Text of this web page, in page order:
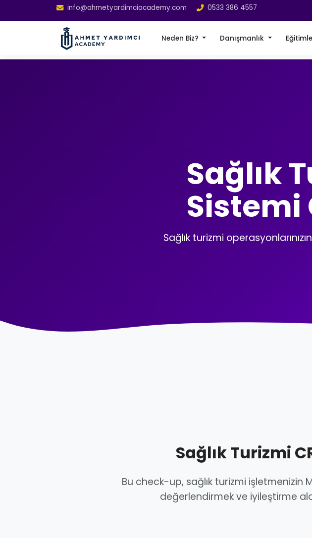
info@ahmetyardimciacademy.com 0533 386 4557
Neden Biz? Danışmanlık
Sağlık
Sistemi
Sağlık turizmi
Sağlık Turizmi
Bu check-up, sağlık turizmi işletmenizin
değerlendirmek ve iyileştirme